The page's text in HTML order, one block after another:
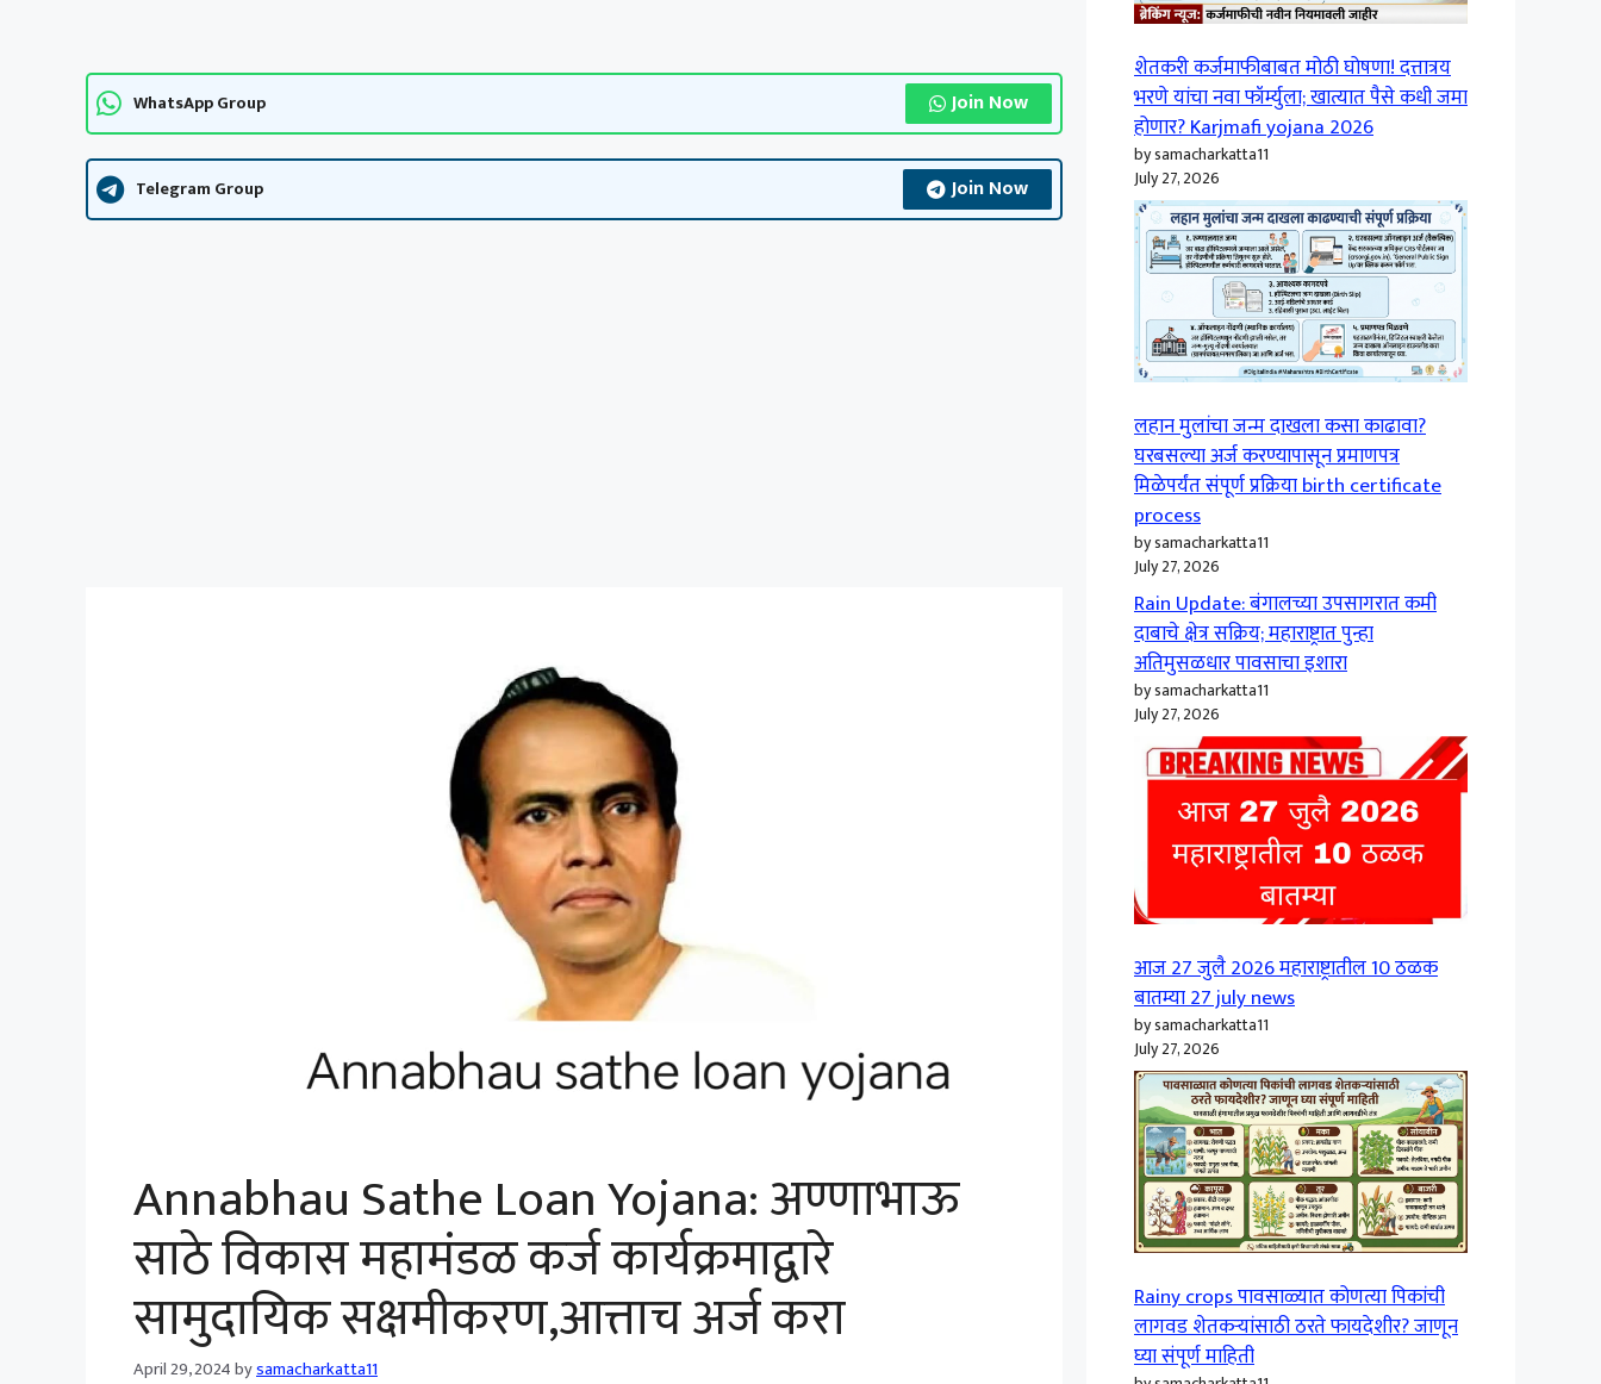
WhatsApp Group Join Now
Telegram Group Join Now
Annabhau Sathe Loan Yojana: अण्णाभाऊ
साठे विकास महामंडळ कर्ज कार्यक्रमाद्वारे
सामुदायिक सक्षमीकरण,आत्ताच अर्ज करा
April 29, 2024bysamacharkatta11
शेतकरी कर्जमाफीबाबत मोठी घोषणा! दत्तात्रय
भरणे यांचा नवा फॉर्म्युला; खात्यात पैसे कधी जमा
होणार? Karjmafi yojana 2026
by samacharkatta11
July 27, 2026
लहान मुलांचा जन्म दाखला कसा काढावा?
घरबसल्या अर्ज करण्यापासून प्रमाणपत्र
मिळेपर्यंत संपूर्ण प्रक्रिया birth certificate
process
by samacharkatta11
July 27, 2026
Rain Update: बंगालच्या उपसागरात कमी
दाबाचे क्षेत्र सक्रिय; महाराष्ट्रात पुन्हा
अतिमुसळधार पावसाचा इशारा
by samacharkatta11
July 27, 2026
आज 27 जुलै 2026 महाराष्ट्रातील 10 ठळक
बातम्या 27 july news
by samacharkatta11
July 27, 2026
Rainy crops पावसाळ्यात कोणत्या पिकांची
लागवड शेतकऱ्यांसाठी ठरते फायदेशीर? जाणून
घ्या संपूर्ण माहिती